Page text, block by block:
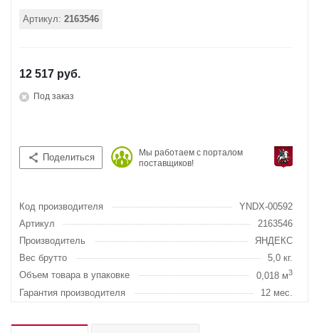
Артикул: 2163546
12 517 руб.
Под заказ
Поделиться
Мы работаем с порталом
поставщиков!
Код производителя
YNDX-00592
Артикул
2163546
Производитель
ЯНДЕКС
Вес брутто
5,0 кг.
Объем товара в упаковке
0,018 м3
Гарантия производителя 12 мес.